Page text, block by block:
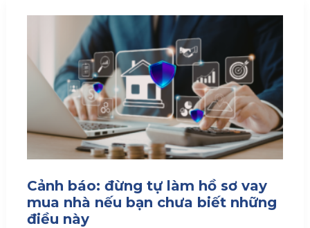
Cảnh báo: đừng tự làm hồ sơ vay
mua nhà nếu bạn chưa biết những
điều này